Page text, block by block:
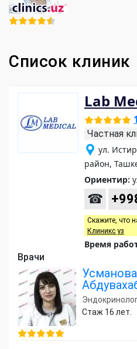
Список клиник
Lab
Частная
ул.
район,
Ориентир:
☎
Скажите, что
Клиникс уз
Время
Врачи
Стаж 16 лет.